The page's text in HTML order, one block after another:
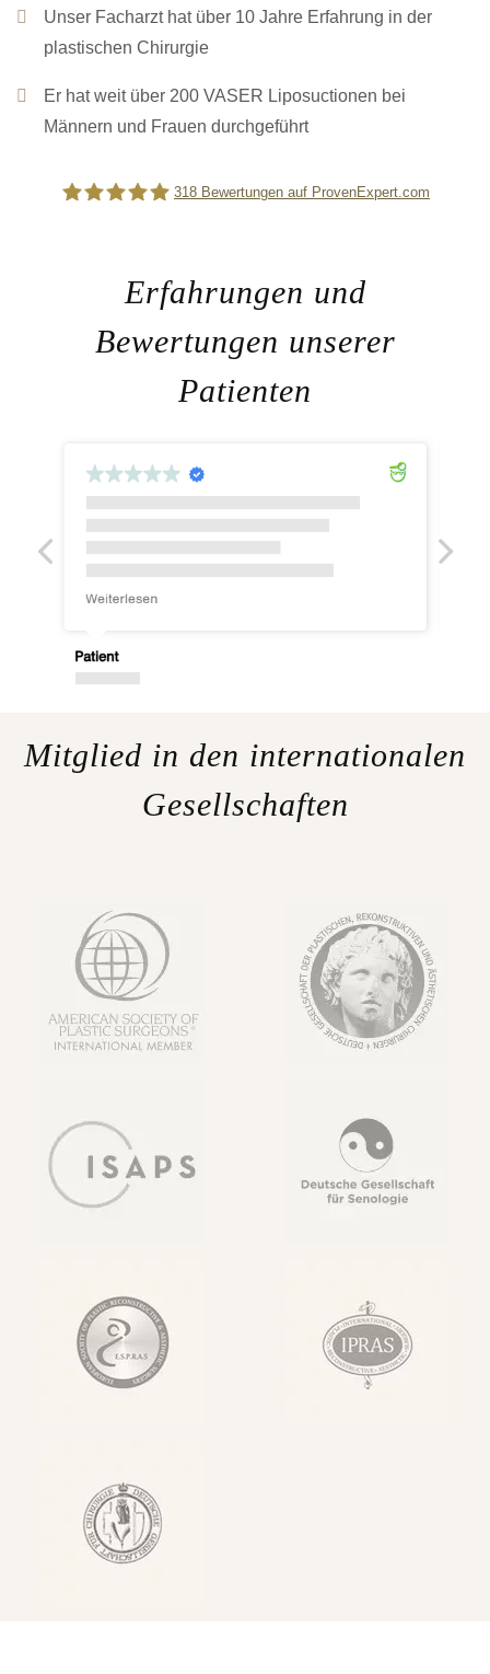
Unser Facharzt hat über 10 Jahre Erfahrung in der
plastischen Chirurgie
Er hat weit über 200 VASER Liposuctionen bei
Männern und Frauen durchgeführt
318 Bewertungen auf ProvenExpert.com
Erfahrungen und
Bewertungen unserer
Patienten
Mitglied in den internationalen
Gesellschaften